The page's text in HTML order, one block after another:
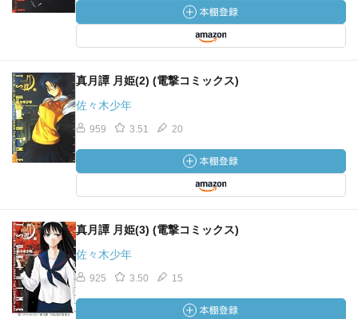
真月譚 月姫(2) (電撃コミックス)
佐々木少年
959 3.51 20
真月譚 月姫(3) (電撃コミックス)
佐々木少年
925 3.50 15